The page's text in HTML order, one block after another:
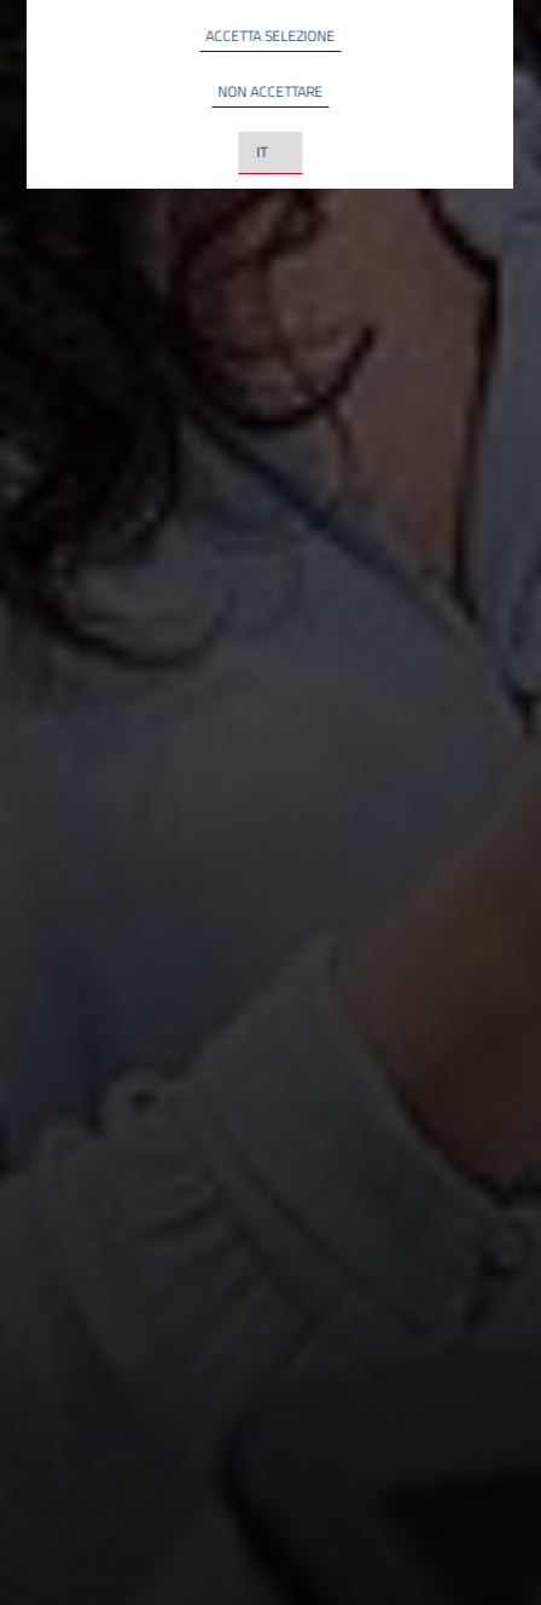
ACCETTA SELEZIONE
NON ACCETTARE